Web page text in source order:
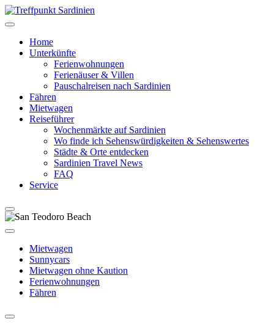
Home
Unterkünfte
Ferienwohnungen
Ferienäuser & Villen
Pauschalreisen nach Sardinien
Fähren
Mietwagen
Reiseführer
Wochenmärkte auf Sardinien
Wo finde ich Sehenswürdigkeiten & Sehenswertes
Städte & Orte entdecken
Sardinien Travel News
FAQ
Service
Mietwagen
Sunnycars
Mietwagen ohne Kaution
Ferienwohnungen
Fähren